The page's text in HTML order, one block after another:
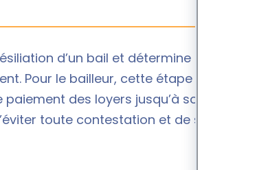
d’un bail et détermine la date à
Pour le bailleur, cette étape est
des loyers jusqu’à son terme.
toute contestation et de sécuriser la